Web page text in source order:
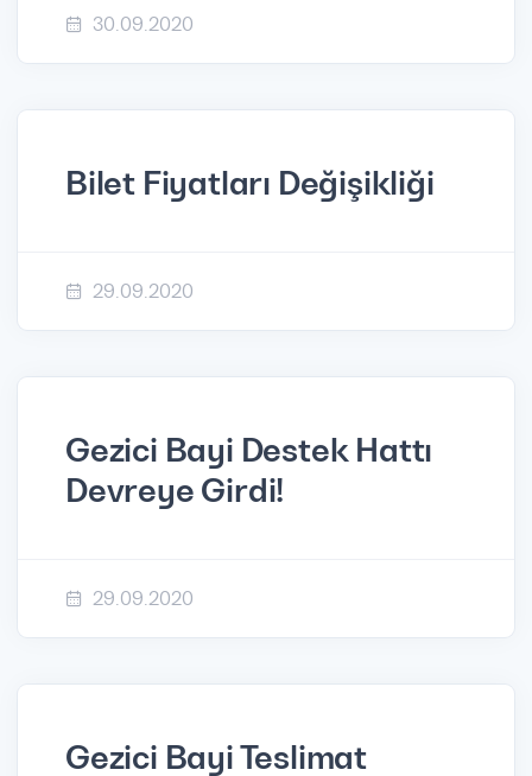
30.09.2020
Bilet Fiyatları Değişikliği
29.09.2020
Gezici Bayi Destek Hattı
Devreye Girdi!
29.09.2020
Gezici Bayi Teslimat